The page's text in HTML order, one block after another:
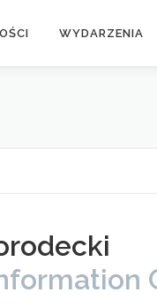
WYDARZENIA